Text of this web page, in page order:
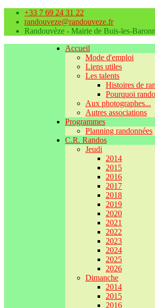
+33 7 69 24 31 22
randouveze@randouveze.fr
Randouvèze - Mairie de Buis-les-
Accueil
Mode d'emploi
Liens utiles
Les talents
Histoires de
Pourquoi
Aux photographes...
Autres associations
Programmes
Planning randonnées
C.R. Randos
Jeudi
2014
2015
2016
2017
2018
2019
2020
2021
2022
2023
2024
2025
2026
Dimanche
2014
2015
2016